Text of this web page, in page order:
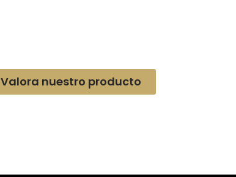
Valora nuestro producto